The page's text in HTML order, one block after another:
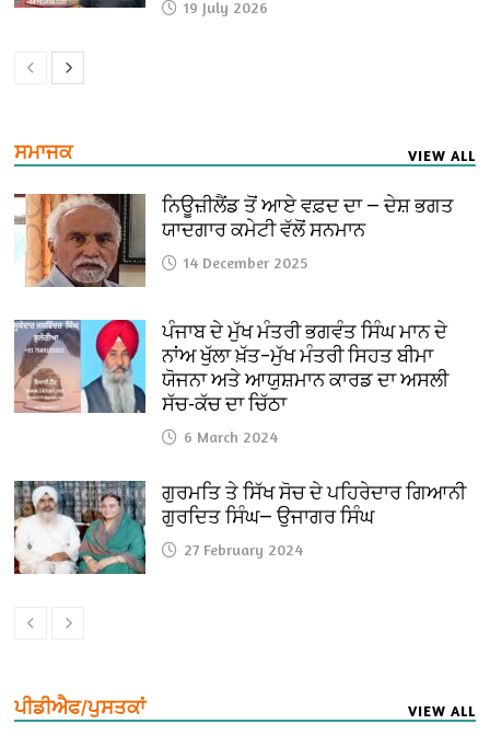
19 July 2026
ਸਮਾਜਕ VIEW ALL
ਨਿਊਜ਼ੀਲੈਂਡ ਤੋਂ ਆਏ ਵਫ਼ਦ ਦਾ — ਦੇਸ਼ ਭਗਤ
ਯਾਦਗਾਰ ਕਮੇਟੀ ਵੱਲੋਂ ਸਨਮਾਨ
14 December 2025
ਪੰਜਾਬ ਦੇ ਮੁੱਖ ਮੰਤਰੀ ਭਗਵੰਤ ਸਿੰਘ ਮਾਨ ਦੇ
ਨਾਂਅ ਖੁੱਲਾ ਖ਼ੱਤ–ਮੁੱਖ ਮੰਤਰੀ ਸਿਹਤ ਬੀਮਾ
ਯੋਜਨਾ ਅਤੇ ਆਯੁਸ਼ਮਾਨ ਕਾਰਡ ਦਾ ਅਸਲੀ
ਸੱਚ-ਕੱਚ ਦਾ ਚਿੱਠਾ
6 March 2024
ਗੁਰਮਤਿ ਤੇ ਸਿੱਖ ਸੋਚ ਦੇ ਪਹਿਰੇਦਾਰ ਗਿਆਨੀ
ਗੁਰਦਿਤ ਸਿੰਘ— ਉਜਾਗਰ ਸਿੰਘ
27 February 2024
ਪੀਡੀਐਫ/ਪੁਸਤਕਾਂ VIEW ALL